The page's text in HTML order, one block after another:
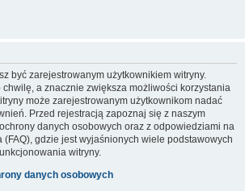
być zarejestrowanym użytkownikiem witryny.
a znacznie zwiększa możliwości korzystania
może zarejestrowanym użytkownikom nadać
Przed rejestracją zapoznaj się z naszym
danych osobowych oraz z odpowiedziami na
gdzie jest wyjaśnionych wiele podstawowych
witryny.
danych osobowych